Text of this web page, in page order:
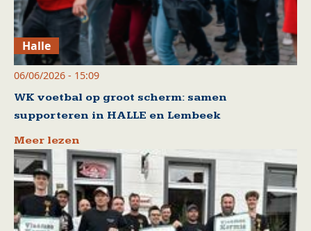
Halle
06/06/2026 - 15:09
WK voetbal op groot scherm: samen
supporteren in HALLE en Lembeek
Meer lezen